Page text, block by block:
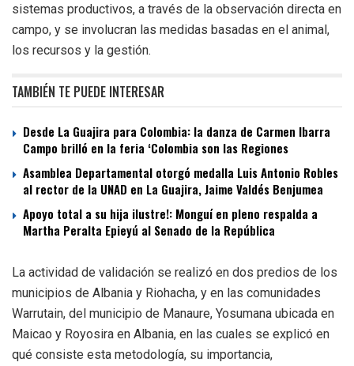
sistemas productivos, a través de la observación directa en
campo, y se involucran las medidas basadas en el animal,
los recursos y la gestión.
TAMBIÉN TE PUEDE INTERESAR
Desde La Guajira para Colombia: la danza de Carmen Ibarra
Campo brilló en la feria ‘Colombia son las Regiones
Asamblea Departamental otorgó medalla Luis Antonio Robles
al rector de la UNAD en La Guajira, Jaime Valdés Benjumea
Apoyo total a su hija ilustre!: Monguí en pleno respalda a
Martha Peralta Epieyú al Senado de la República
La actividad de validación se realizó en dos predios de los
municipios de Albania y Riohacha, y en las comunidades
Warrutain, del municipio de Manaure, Yosumana ubicada en
Maicao y Royosira en Albania, en las cuales se explicó en
qué consiste esta metodología, su importancia,